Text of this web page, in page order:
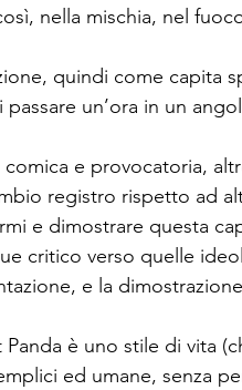
nella mischia, nel
quindi come capita
un’ora in un
e provocatoria,
registro rispetto ad
e dimostrare questa
critico verso quelle
e la
è uno stile di vita
ed umane, senza